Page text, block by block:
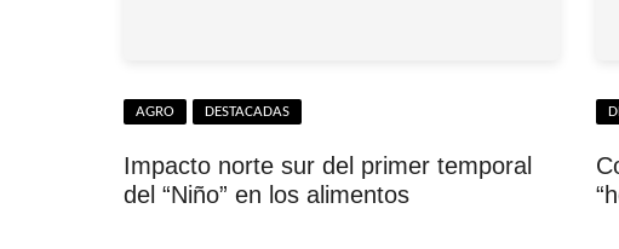
AGRO DESTACADAS
Impacto norte sur del primer temporal
del “Niño” en los alimentos